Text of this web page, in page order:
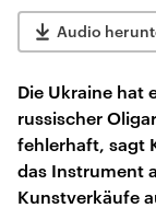
Audio
Die Ukraine hat
russischer
fehlerhaft, sagt
das Instrument
Kunstverkäufe